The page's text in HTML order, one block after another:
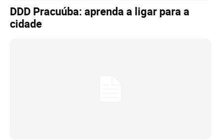
DDD Pracuúba: aprenda a ligar para a
cidade